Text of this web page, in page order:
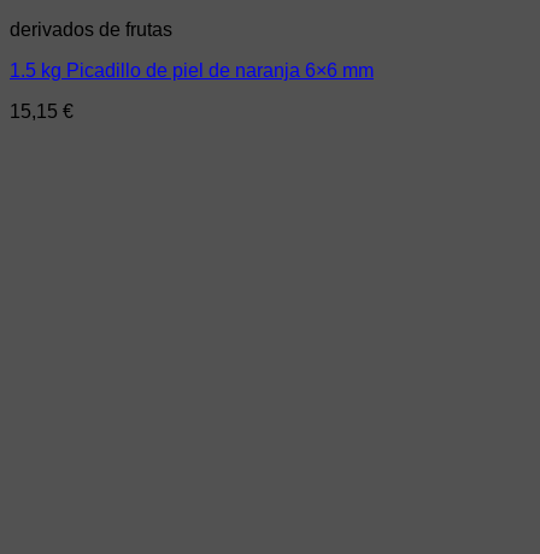
derivados de frutas
1.5 kg Picadillo de piel de naranja 6×6 mm
15,15 €